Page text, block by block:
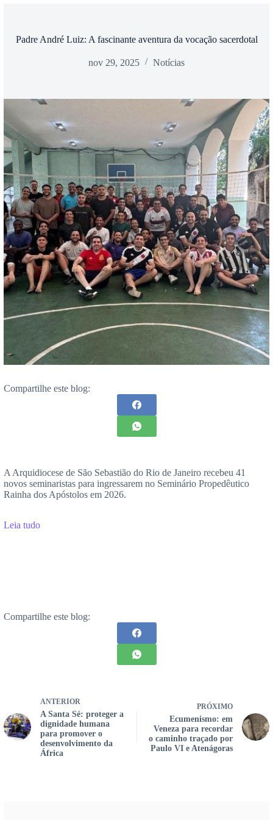
Padre André Luiz: A fascinante aventura da vocação sacerdotal
nov 29, 2025 Notícias
Compartilhe este blog:
A Arquidiocese de São Sebastião do Rio de Janeiro recebeu 41
novos seminaristas para ingressarem no Seminário Propedêutico
Rainha dos Apóstolos em 2026.
Leia tudo
Compartilhe este blog:
ANTERIOR
A Santa Sé: proteger a
dignidade humana
para promover o
desenvolvimento da
África
PRÓXIMO
Ecumenismo: em
Veneza para recordar
o caminho traçado por
Paulo VI e Atenágoras